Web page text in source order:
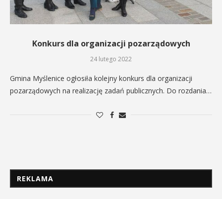
Konkurs dla organizacji pozarządowych
24 lutego 2022
Gmina Myślenice ogłosiła kolejny konkurs dla organizacji
pozarządowych na realizację zadań publicznych. Do rozdania…
REKLAMA